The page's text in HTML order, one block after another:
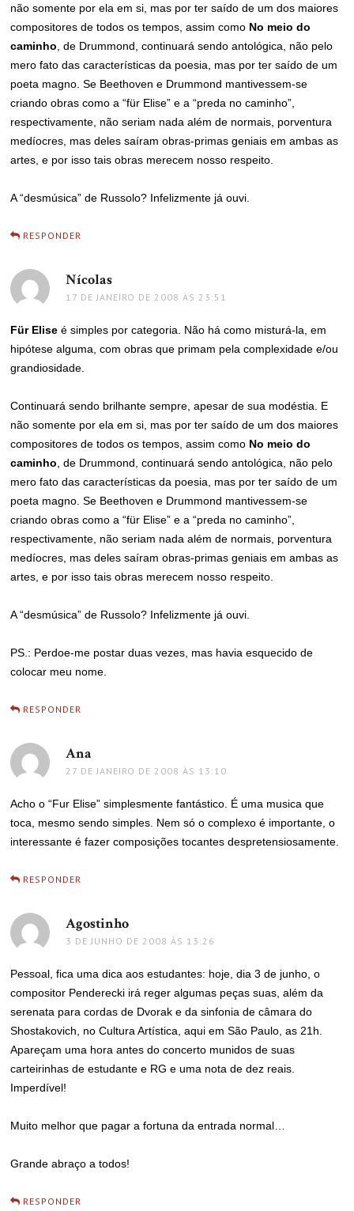
não somente por ela em si, mas por ter saído de um dos maiores
compositores de todos os tempos, assim como No meio do
caminho , de Drummond, continuará sendo antológica, não pelo
mero fato das características da poesia, mas por ter saído de um
poeta magno. Se Beethoven e Drummond mantivessem-se
criando obras como a “für Elise” e a “preda no caminho”,
respectivamente, não seriam nada além de normais, porventura
medíocres, mas deles saíram obras-primas geniais em ambas as
artes, e por isso tais obras merecem nosso respeito.
A “desmúsica” de Russolo? Infelizmente já ouvi.
RESPONDER
Nícolas
17 DE JANEIRO DE 2008 ÀS 23:51
Für Elise é simples por categoria. Não há como misturá-la, em
hipótese alguma, com obras que primam pela complexidade e/ou
grandiosidade.
Continuará sendo brilhante sempre, apesar de sua modéstia. E
não somente por ela em si, mas por ter saído de um dos maiores
compositores de todos os tempos, assim como No meio do
caminho , de Drummond, continuará sendo antológica, não pelo
mero fato das características da poesia, mas por ter saído de um
poeta magno. Se Beethoven e Drummond mantivessem-se
criando obras como a “für Elise” e a “preda no caminho”,
respectivamente, não seriam nada além de normais, porventura
medíocres, mas deles saíram obras-primas geniais em ambas as
artes, e por isso tais obras merecem nosso respeito.
A “desmúsica” de Russolo? Infelizmente já ouvi.
PS.: Perdoe-me postar duas vezes, mas havia esquecido de
colocar meu nome.
RESPONDER
Ana
27 DE JANEIRO DE 2008 ÀS 13:10
Acho o “Fur Elise” simplesmente fantástico. É uma musica que
toca, mesmo sendo simples. Nem só o complexo é importante, o
interessante é fazer composições tocantes despretensiosamente.
RESPONDER
Agostinho
3 DE JUNHO DE 2008 ÀS 13:26
Pessoal, fica uma dica aos estudantes: hoje, dia 3 de junho, o
compositor Penderecki irá reger algumas peças suas, além da
serenata para cordas de Dvorak e da sinfonia de câmara do
Shostakovich, no Cultura Artística, aqui em São Paulo, as 21h.
Apareçam uma hora antes do concerto munidos de suas
carteirinhas de estudante e RG e uma nota de dez reais.
Imperdível!
Muito melhor que pagar a fortuna da entrada normal…
Grande abraço a todos!
RESPONDER